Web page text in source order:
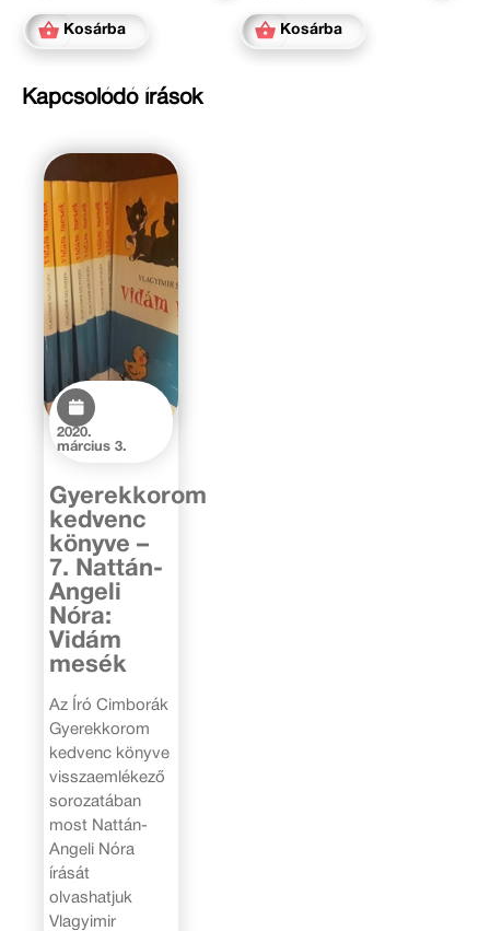
Kosárba Kosárba
Kapcsolódó írások
2020.
március 3.
Gyerekkorom
kedvenc
könyve –
7. Nattán-
Angeli
Nóra:
Vidám
mesék
Az Író Cimborák
Gyerekkorom
kedvenc könyve
visszaemlékező
sorozatában
most Nattán-
Angeli Nóra
írását
olvashatjuk
Vlagyimir